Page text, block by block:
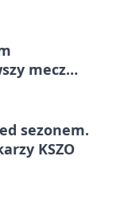
mecz
sezonem.
KSZO